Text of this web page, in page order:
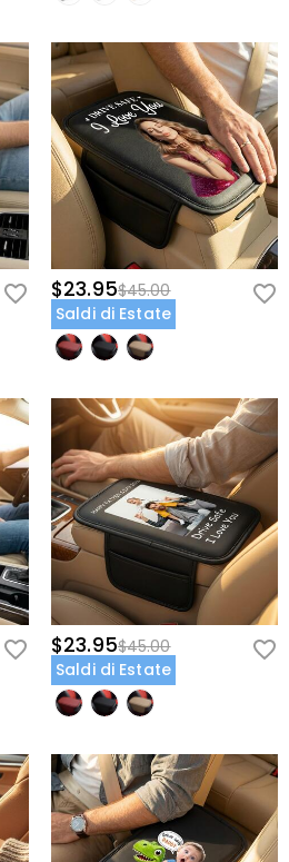
$23.95$45.00
Saldi di Estate
$23.95$45.00
Saldi di Estate